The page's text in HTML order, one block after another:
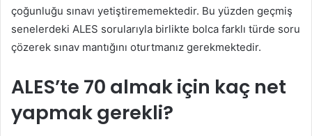
çoğunluğu sınavı yetiştirememektedir. Bu yüzden geçmiş
senelerdeki ALES sorularıyla birlikte bolca farklı türde soru
çözerek sınav mantığını oturtmanız gerekmektedir.
ALES’te 70 almak için kaç net
yapmak gerekli?